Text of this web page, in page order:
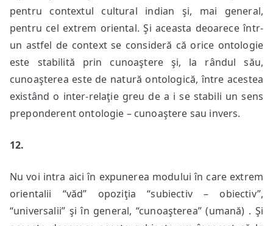
pentru contextul cultural indian şi, mai general,
pentru cel extrem oriental. Şi aceasta deoarece într-
un astfel de context se consideră că orice ontologie
este stabilită prin cunoaştere şi, la rândul său,
cunoaşterea este de natură ontologică, între acestea
existând o inter-relaţie greu de a i se stabili un sens
preponderent ontologie – cunoaştere sau invers.
12.
Nu voi intra aici în expunerea modului în care extrem
orientalii “văd” opoziţia “subiectiv – obiectiv”,
“universalii” şi în general, “cunoaşterea” (umană) . Şi